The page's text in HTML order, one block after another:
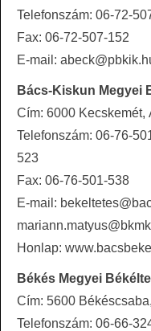
Telefonszám: 06-72-
Fax: 06-72-507-152
E-mail:
Bács-Kiskun Megyei
Cím: 6000 Kecskemét,
Telefonszám: 06-76-
523
Fax: 06-76-501-538
E-mail:
Honlap:
Békés Megyei
Cím: 5600
Telefonszám: 06-66-